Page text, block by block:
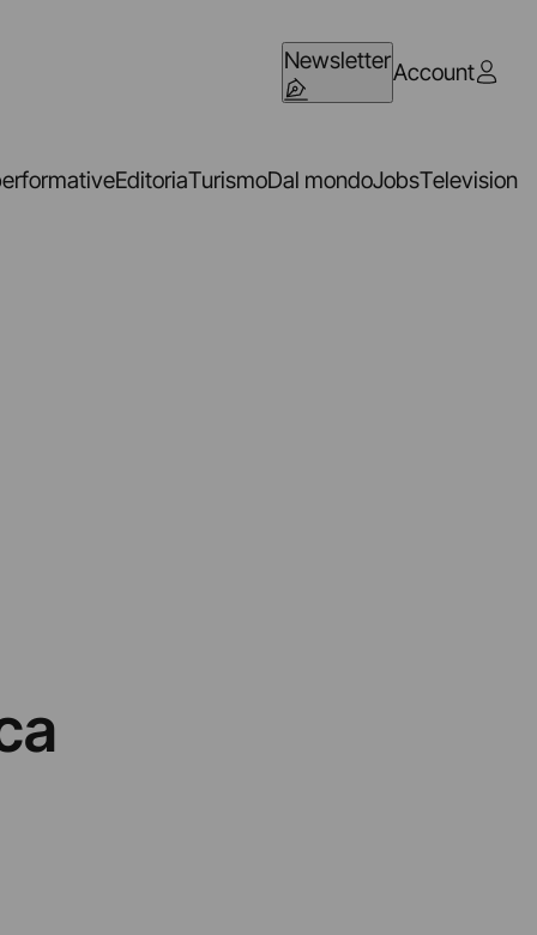
NewsletterAccount
EditoriaTurismoDal mondoJobsTelevision